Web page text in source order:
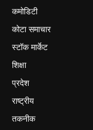
कमोडिटी
कोटा समाचार
स्टॉक मार्केट
शिक्षा
प्रदेश
राष्ट्रीय
तकनीक